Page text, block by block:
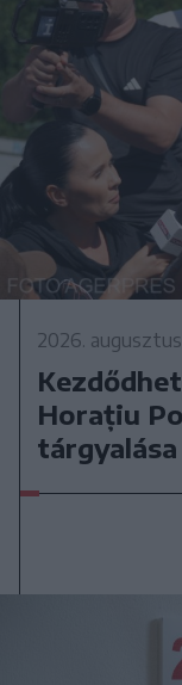
2026.
Horațiu
tárgyalása